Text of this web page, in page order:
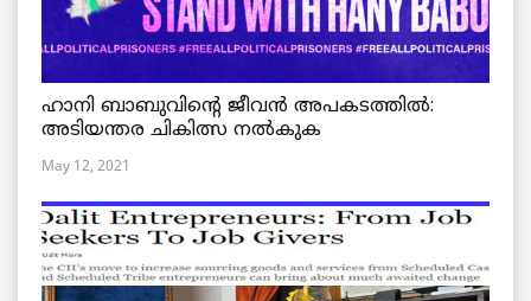
ഹാനി ബാബുവിന്റെ ജീവൻ അപകടത്തിൽ:
അടിയന്തര ചികിത്സ നൽകുക
May 12, 2021